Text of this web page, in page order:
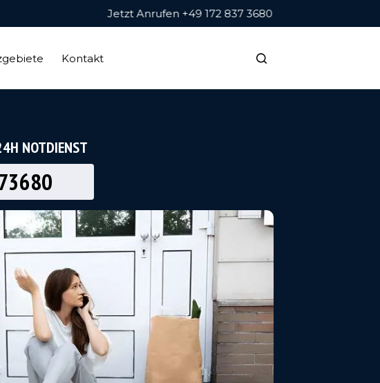
Jetzt Anrufen +49 172 837 3680
Kontakt
NOTDIENST